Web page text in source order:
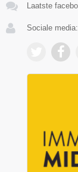
Laatste
Sociale media: